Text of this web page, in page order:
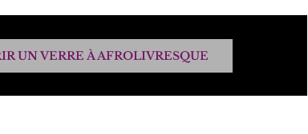
UN VERRE À AFROLIVRESQUE